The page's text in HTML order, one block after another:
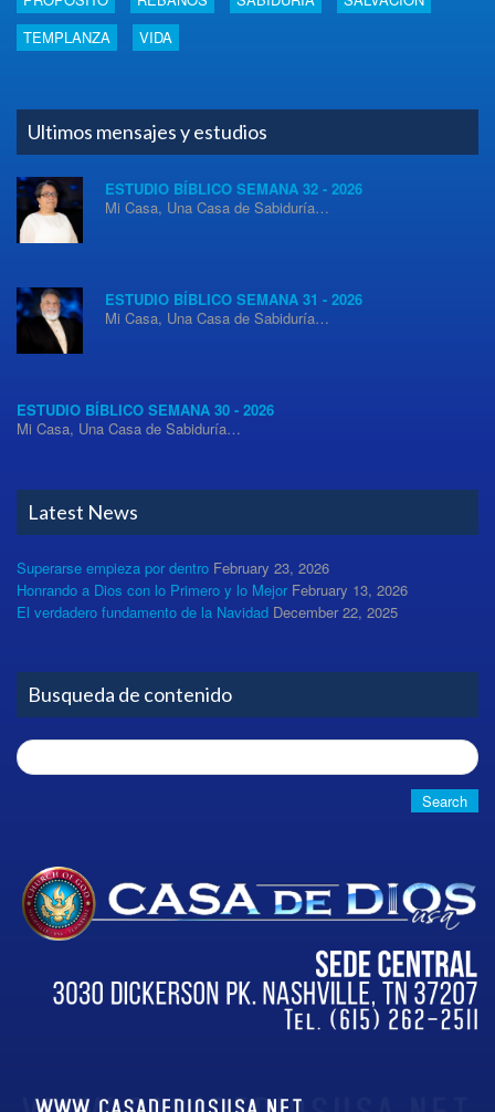
TEMPLANZA
VIDA
Ultimos mensajes y estudios
ESTUDIO BÍBLICO SEMANA 32 - 2026
Mi Casa, Una Casa de Sabiduría…
ESTUDIO BÍBLICO SEMANA 31 - 2026
Mi Casa, Una Casa de Sabiduría…
ESTUDIO BÍBLICO SEMANA 30 - 2026
Mi Casa, Una Casa de Sabiduría…
Latest News
Superarse empieza por dentro February 23, 2026
Honrando a Dios con lo Primero y lo Mejor February 13, 2026
El verdadero fundamento de la Navidad December 22, 2025
Busqueda de contenido
Search
for: